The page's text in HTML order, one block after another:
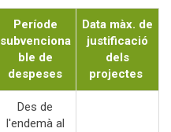
Període
subvenciona
ble de
despeses
Data màx. de
justificació
dels
projectes
Des de
l'endemà al